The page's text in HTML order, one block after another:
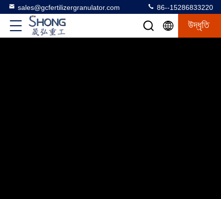
sales@gcfertilizergranulator.com 86--15286833220
উদ্ধৃতি